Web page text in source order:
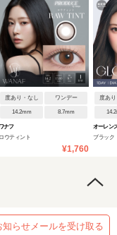
度あり・なし ワンデー
14.2mm 8.7mm
ワナフ
ロウティント
¥1,760
度あ
オーレン
ブラック
知らせメールを受け取る